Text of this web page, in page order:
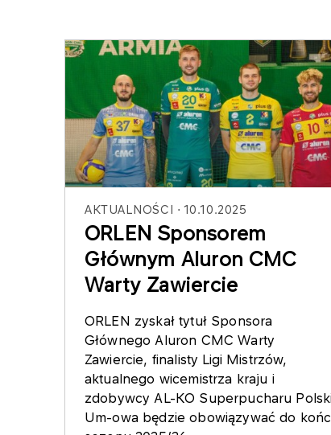
AKTUALNOŚCI 10.10.2025
ORLEN Sponsorem
Głównym Aluron CMC
Warty Zawiercie
ORLEN zyskał tytuł Sponsora
Głównego Aluron CMC Warty
Zawiercie, finalisty Ligi Mistrzów,
aktualnego wicemistrza kraju i
zdobywcy AL-KO Superpucharu
Um-owa będzie obowiązywać do